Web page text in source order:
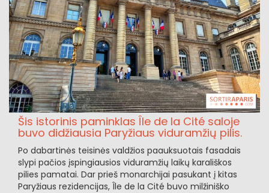
Šis istorinis paminklas Île de la Cité saloje
buvo didžiausia Paryžiaus viduramžių pilis.
Po dabartinės teisinės valdžios paauksuotais fasadais
slypi pačios įspingiausios viduramžių laikų karališkos
pilies pamatai. Dar prieš monarchijai pasukant į kitas
Paryžiaus rezidencijas, Île de la Cité buvo milžiniško